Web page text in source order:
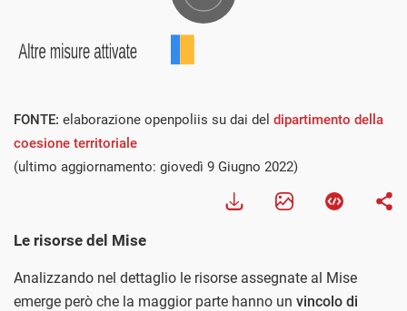
FONTE: elaborazione openpoliis su dai del dipartimento della
coesione territoriale
(ultimo aggiornamento: giovedì 9 Giugno 2022)
Le risorse del Mise
Analizzando nel dettaglio le risorse assegnate al Mise
emerge però che la maggior parte hanno un vincolo di